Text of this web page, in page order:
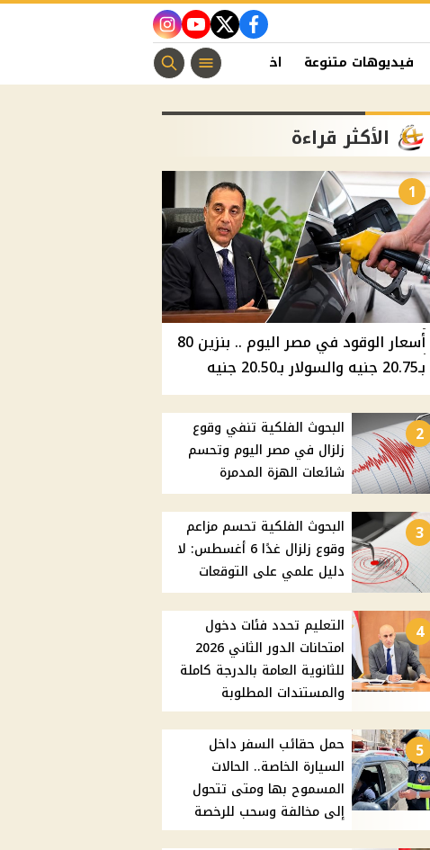
facebook
twitter
youtube
instagram
فيديوهات متنوعة اخبار الفن منوعات مسيحية
الأكثر قراءة
1
أسعار الوقود في مصر اليوم .. بنزين 80
بـ20.75 جنيه والسولار بـ20.50 جنيه
2
البحوث الفلكية تنفي وقوع
زلزال في مصر اليوم وتحسم
شائعات الهزة المدمرة
3
البحوث الفلكية تحسم مزاعم
وقوع زلزال غدًا 6 أغسطس: لا
دليل علمي على التوقعات
4
التعليم تحدد فئات دخول
امتحانات الدور الثاني 2026
للثانوية العامة بالدرجة كاملة
والمستندات المطلوبة
5
حمل حقائب السفر داخل
السيارة الخاصة.. الحالات
المسموح بها ومتى تتحول
إلى مخالفة وسحب للرخصة